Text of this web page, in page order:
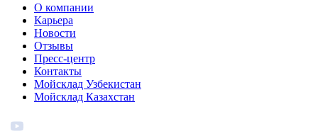
О компании
Карьера
Новости
Отзывы
Пресс-центр
Контакты
Мойсклад Узбекистан
Мойсклад Казахстан